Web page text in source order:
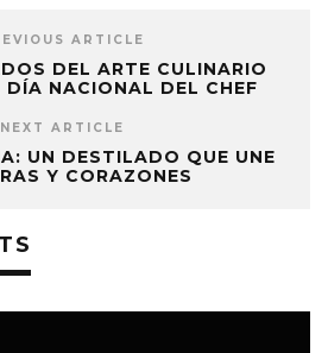
ARTICLE
DEL ARTE CULINARIO
DÍA NACIONAL DEL CHEF
NEXT ARTICLE
UN DESTILADO QUE UNE
Y CORAZONES